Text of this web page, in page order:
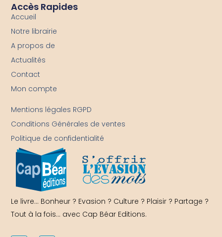
Le livre… Bonheur ? Evasion ? Culture ? Plaisir ? Partage ?
Tout à la fois… avec Cap Béar Editions.
Accès Rapides
Accueil
Notre librairie
A propos de
Actualités
Contact
Mon compte
Mentions légales RGPD
Conditions Générales de ventes
Politique de confidentialité